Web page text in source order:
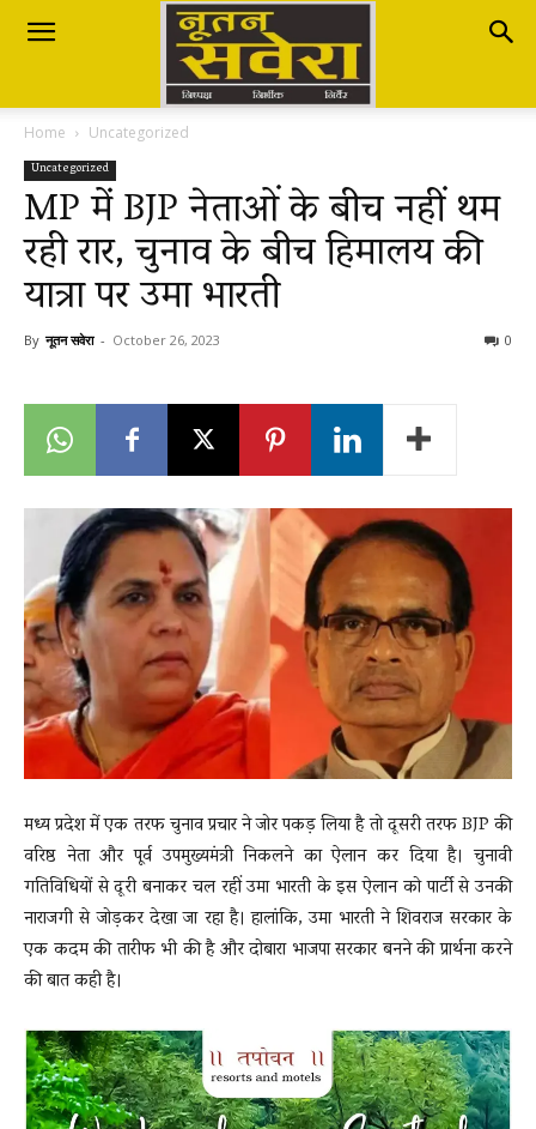
Nutan
Savera
नूतन
सवेरा
News
LIVE
Home Uncategorized
Uncategorized
MP में BJP नेताओं के बीच नहीं थम
रही रार, चुनाव के बीच हिमालय की
यात्रा पर उमा भारती
By नूतन सवेरा - October 26, 2023 0
मध्य प्रदेश में एक तरफ चुनाव प्रचार ने जोर पकड़ लिया है तो दूसरी तरफ BJP की
वरिष्ठ नेता और पूर्व उपमुख्यमंत्री निकलने का ऐलान कर दिया है। चुनावी
गतिविधियों से दूरी बनाकर चल रहीं उमा भारती के इस ऐलान को पार्टी से उनकी
नाराजगी से जोड़कर देखा जा रहा है। हालांकि, उमा भारती ने शिवराज सरकार के
एक कदम की तारीफ भी की है और दोबारा भाजपा सरकार बनने की प्रार्थना करने
की बात कही है।